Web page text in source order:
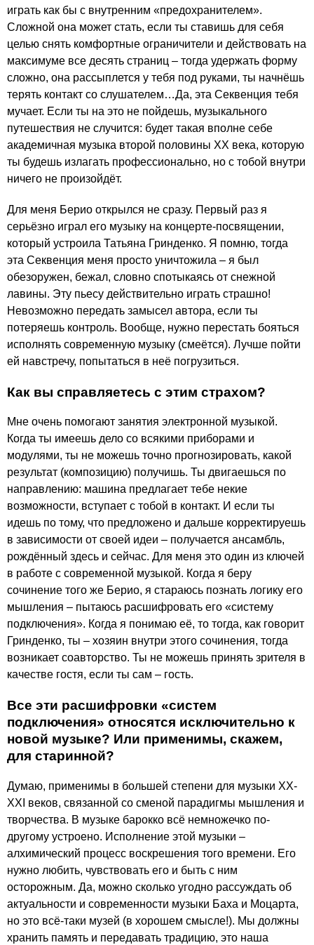
играть как бы с внутренним «предохранителем».
Сложной она может стать, если ты ставишь для себя
целью снять комфортные ограничители и действовать на
максимуме все десять страниц – тогда удержать форму
сложно, она рассыплется у тебя под руками, ты начнёшь
терять контакт со слушателем…Да, эта Секвенция тебя
мучает. Если ты на это не пойдешь, музыкального
путешествия не случится: будет такая вполне себе
академичная музыка второй половины XX века, которую
ты будешь излагать профессионально, но с тобой внутри
ничего не произойдёт.
Для меня Берио открылся не сразу. Первый раз я
серьёзно играл его музыку на концерте-посвящении,
который устроила Татьяна Гринденко. Я помню, тогда
эта Секвенция меня просто уничтожила – я был
обезоружен, бежал, словно спотыкаясь от снежной
лавины. Эту пьесу действительно играть страшно!
Невозможно передать замысел автора, если ты
потеряешь контроль. Вообще, нужно перестать бояться
исполнять современную музыку (смеётся). Лучше пойти
ей навстречу, попытаться в неё погрузиться.
Как вы справляетесь с этим страхом?
Мне очень помогают занятия электронной музыкой.
Когда ты имеешь дело со всякими приборами и
модулями, ты не можешь точно прогнозировать, какой
результат (композицию) получишь. Ты двигаешься по
направлению: машина предлагает тебе некие
возможности, вступает с тобой в контакт. И если ты
идешь по тому, что предложено и дальше корректируешь
в зависимости от своей идеи – получается ансамбль,
рождённый здесь и сейчас. Для меня это один из ключей
в работе с современной музыкой. Когда я беру
сочинение того же Берио, я стараюсь познать логику его
мышления – пытаюсь расшифровать его «систему
подключения». Когда я понимаю её, то тогда, как говорит
Гринденко, ты – хозяин внутри этого сочинения, тогда
возникает соавторство. Ты не можешь принять зрителя в
качестве гостя, если ты сам – гость.
Все эти расшифровки «систем
подключения» относятся исключительно к
новой музыке? Или применимы, скажем,
для старинной?
Думаю, применимы в большей степени для музыки XX-
XXI веков, связанной со сменой парадигмы мышления и
творчества. В музыке барокко всё немножечко по-
другому устроено. Исполнение этой музыки –
алхимический процесс воскрешения того времени. Его
нужно любить, чувствовать его и быть с ним
осторожным. Да, можно сколько угодно рассуждать об
актуальности и современности музыки Баха и Моцарта,
но это всё-таки музей (в хорошем смысле!). Мы должны
хранить память и передавать традицию, это наша